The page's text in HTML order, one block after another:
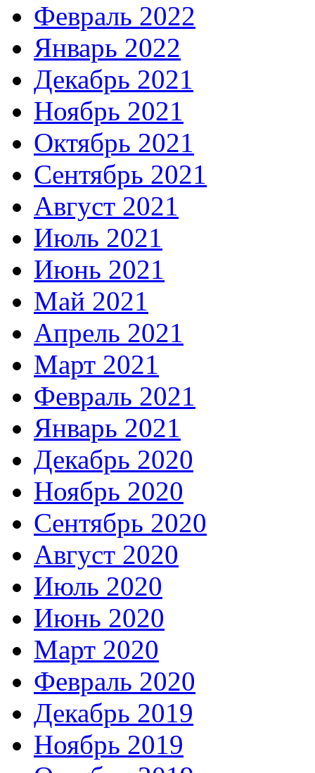
Февраль 2022
Январь 2022
Декабрь 2021
Ноябрь 2021
Октябрь 2021
Сентябрь 2021
Август 2021
Июль 2021
Июнь 2021
Май 2021
Апрель 2021
Март 2021
Февраль 2021
Январь 2021
Декабрь 2020
Ноябрь 2020
Сентябрь 2020
Август 2020
Июль 2020
Июнь 2020
Март 2020
Февраль 2020
Декабрь 2019
Ноябрь 2019